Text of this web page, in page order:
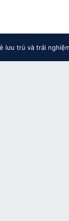
lưu trú và trải